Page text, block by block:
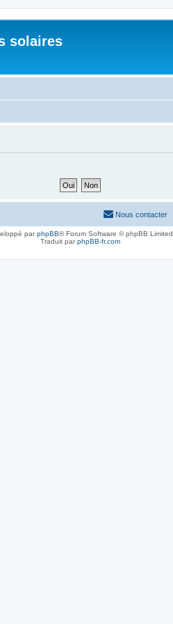
solaires
Nous contacter
parphpBB® Forum Software © phpBB Limited
Traduit parphpBB-fr.com